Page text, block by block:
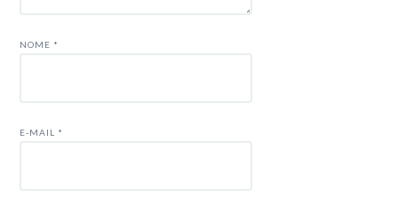
NOME *
E-MAIL *